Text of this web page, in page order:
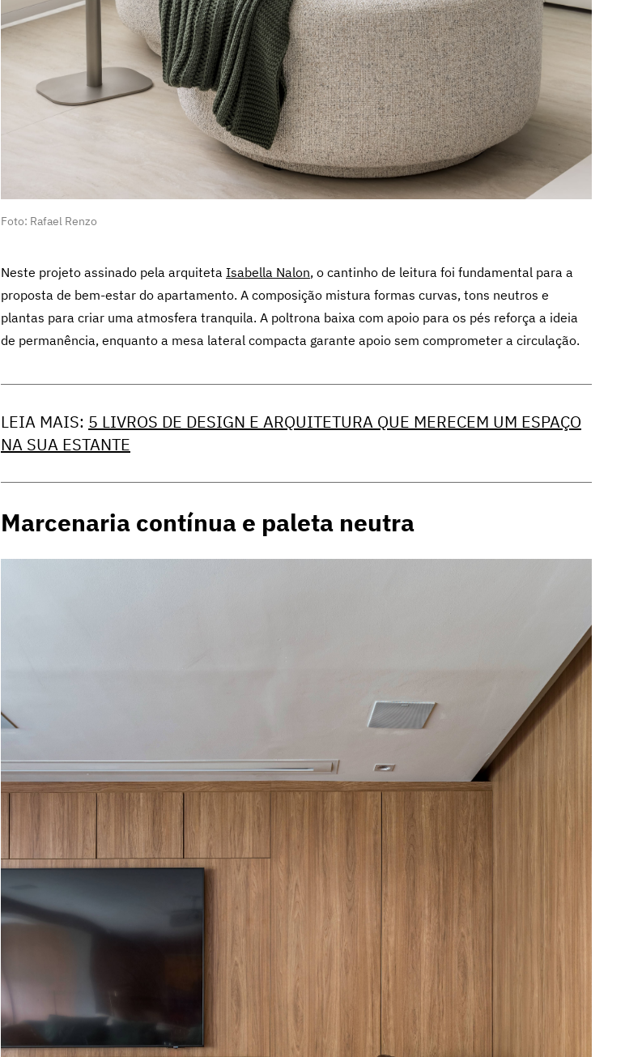
Foto: Rafael Renzo
Neste projeto assinado pela arquiteta Isabella Nalon, o cantinho de leitura foi fundamental para a
proposta de bem-estar do apartamento. A composição mistura formas curvas, tons neutros e
plantas para criar uma atmosfera tranquila. A poltrona baixa com apoio para os pés reforça a ideia
de permanência, enquanto a mesa lateral compacta garante apoio sem comprometer a circulação.
LEIA MAIS: 5 LIVROS DE DESIGN E ARQUITETURA QUE MERECEM UM ESPAÇO
NA SUA ESTANTE
Marcenaria contínua e paleta neutra